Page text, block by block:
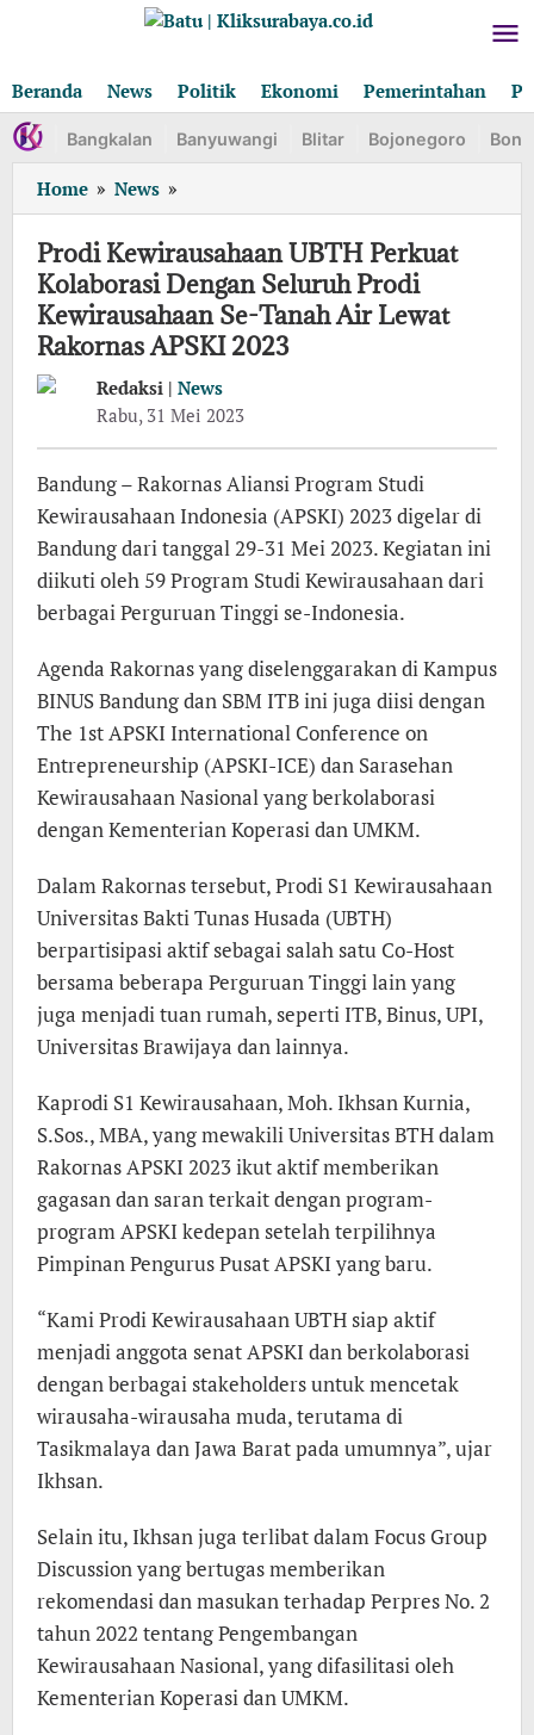
Beranda
News Politik Ekonomi Pemerintahan
Bangkalan Banyuwangi Blitar Bojonegoro
Home » News »
Kewirausahaan
UBTH
Perkuat
Kolaborasi
Dengan
Seluruh
Kewirausahaan
Se-
Tanah
Air
Lewat
Rakornas
APSKI
2023
Prodi Kewirausahaan UBTH Perkuat
Kolaborasi Dengan Seluruh Prodi
Kewirausahaan Se-Tanah Air Lewat
Rakornas APSKI 2023
Redaksi | News
Rabu, 31 Mei 2023
Bandung – Rakornas Aliansi Program Studi
Kewirausahaan Indonesia (APSKI) 2023 digelar di
Bandung dari tanggal 29-31 Mei 2023. Kegiatan ini
diikuti oleh 59 Program Studi Kewirausahaan dari
berbagai Perguruan Tinggi se-Indonesia.
Agenda Rakornas yang diselenggarakan di Kampus
BINUS Bandung dan SBM ITB ini juga diisi dengan
The 1st APSKI International Conference on
Entrepreneurship (APSKI-ICE) dan Sarasehan
Kewirausahaan Nasional yang berkolaborasi
dengan Kementerian Koperasi dan UMKM.
Dalam Rakornas tersebut, Prodi S1 Kewirausahaan
Universitas Bakti Tunas Husada (UBTH)
berpartisipasi aktif sebagai salah satu Co-Host
bersama beberapa Perguruan Tinggi lain yang
juga menjadi tuan rumah, seperti ITB, Binus, UPI,
Universitas Brawijaya dan lainnya.
Kaprodi S1 Kewirausahaan, Moh. Ikhsan Kurnia,
S.Sos., MBA, yang mewakili Universitas BTH dalam
Rakornas APSKI 2023 ikut aktif memberikan
gagasan dan saran terkait dengan program-
program APSKI kedepan setelah terpilihnya
Pimpinan Pengurus Pusat APSKI yang baru.
“Kami Prodi Kewirausahaan UBTH siap aktif
menjadi anggota senat APSKI dan berkolaborasi
dengan berbagai stakeholders untuk mencetak
wirausaha-wirausaha muda, terutama di
Tasikmalaya dan Jawa Barat pada umumnya”, ujar
Ikhsan.
Selain itu, Ikhsan juga terlibat dalam Focus Group
Discussion yang bertugas memberikan
rekomendasi dan masukan terhadap Perpres No. 2
tahun 2022 tentang Pengembangan
Kewirausahaan Nasional, yang difasilitasi oleh
Kementerian Koperasi dan UMKM.